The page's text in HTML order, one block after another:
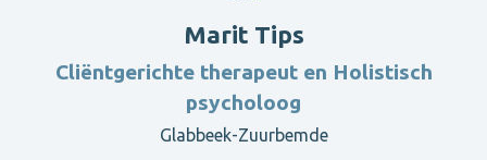
Marit Tips
Cliëntgerichte therapeut en Holistisch
psycholoog
Glabbeek-Zuurbemde